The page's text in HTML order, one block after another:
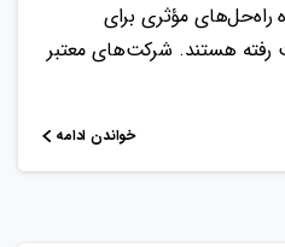
راه‌حل‌های مؤثری برای
رفته هستند. شرکت‌های معتبر
خواندن ادامه